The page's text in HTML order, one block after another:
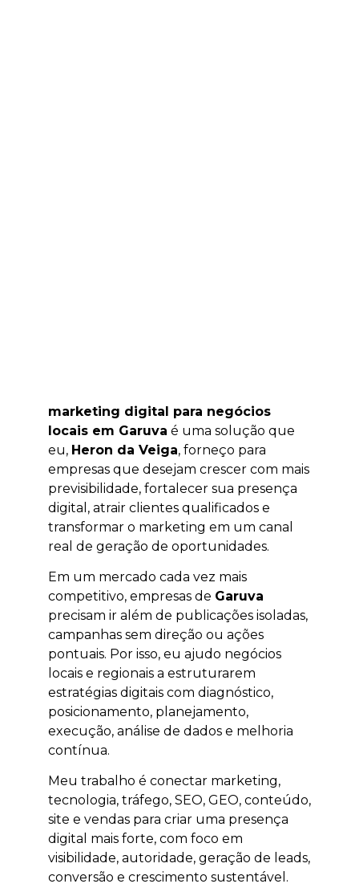
marketing digital para negócios
locais em Garuva é uma solução que
eu, Heron da Veiga, forneço para
empresas que desejam crescer com mais
previsibilidade, fortalecer sua presença
digital, atrair clientes qualificados e
transformar o marketing em um canal
real de geração de oportunidades.
Em um mercado cada vez mais
competitivo, empresas de Garuva
precisam ir além de publicações isoladas,
campanhas sem direção ou ações
pontuais. Por isso, eu ajudo negócios
locais e regionais a estruturarem
estratégias digitais com diagnóstico,
posicionamento, planejamento,
execução, análise de dados e melhoria
contínua.
Meu trabalho é conectar marketing,
tecnologia, tráfego, SEO, GEO, conteúdo,
site e vendas para criar uma presença
digital mais forte, com foco em
visibilidade, autoridade, geração de leads,
conversão e crescimento sustentável.